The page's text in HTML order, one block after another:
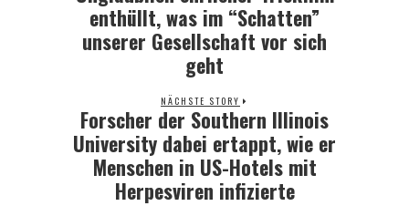
post:
enthüllt, was im “Schatten”
unserer Gesellschaft vor sich
geht
NÄCHSTE STORY
Next
post:
Forscher der Southern Illinois
University dabei ertappt, wie er
Menschen in US-Hotels mit
Herpesviren infizierte